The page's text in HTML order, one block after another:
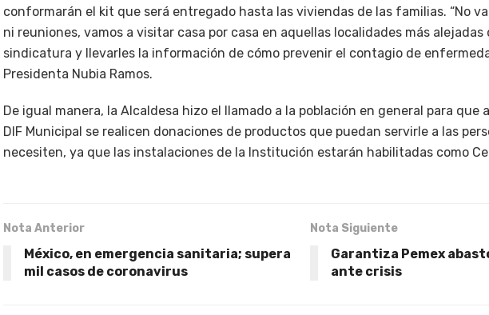
conformarán el kit que será entregado hasta las viviendas de las familias. “No
ni reuniones, vamos a visitar casa por casa en aquellas localidades más alejadas
sindicatura y llevarles la información de cómo prevenir el contagio de
Presidenta Nubia Ramos.
De igual manera, la Alcaldesa hizo el llamado a la población en general para que
DIF Municipal se realicen donaciones de productos que puedan servirle a las
necesiten, ya que las instalaciones de la Institución estarán habilitadas como
Nota Anterior
México, en emergencia sanitaria; supera
mil casos de coronavirus
Nota Siguiente
Garantiza Pemex
ante crisis